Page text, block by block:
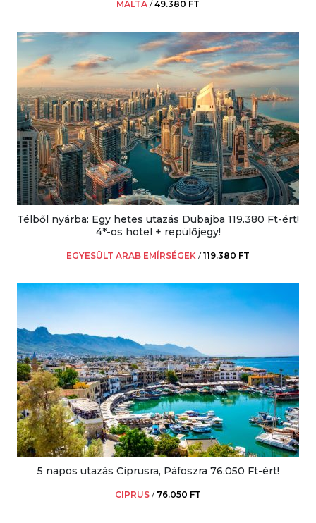
MÁLTA /49.380 FT
Télből nyárba: Egy hetes utazás Dubajba 119.380 Ft-ért!
4*-os hotel + repülőjegy!
EGYESÜLT ARAB EMÍRSÉGEK /119.380 FT
5 napos utazás Ciprusra, Páfoszra 76.050 Ft-ért!
CIPRUS / 76.050 FT